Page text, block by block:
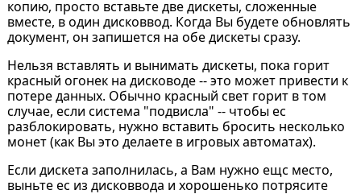
копию, просто вставьте две дискеты, сложенные
вместе, в один дисковвод. Когда Вы будете обновлять
документ, он запишется на обе дискеты сразу.
Нельзя вставлять и вынимать дискеты, пока горит
красный огонек на дисководе -- это может привести к
потере данных. Обычно красный свет горит в том
случае, если система "подвисла" -- чтобы ес
разблокировать, нужно вставить бросить несколько
монет (как Вы это делаете в игровых автоматах).
Если дискета заполнилась, а Вам нужно ещс место,
выньте ес из дисковвода и хорошенько потрясите